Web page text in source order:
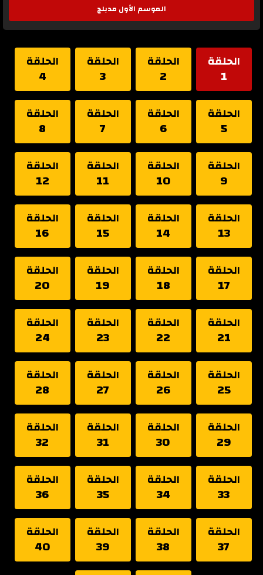
الموسم الأول مدبلج
الحلقة
1
الحلقة
2
الحلقة
3
الحلقة
4
الحلقة
5
الحلقة
6
الحلقة
7
الحلقة
8
الحلقة
9
الحلقة
10
الحلقة
11
الحلقة
12
الحلقة
13
الحلقة
14
الحلقة
15
الحلقة
16
الحلقة
17
الحلقة
18
الحلقة
19
الحلقة
20
الحلقة
21
الحلقة
22
الحلقة
23
الحلقة
24
الحلقة
25
الحلقة
26
الحلقة
27
الحلقة
28
الحلقة
29
الحلقة
30
الحلقة
31
الحلقة
32
الحلقة
33
الحلقة
34
الحلقة
35
الحلقة
36
الحلقة
37
الحلقة
38
الحلقة
39
الحلقة
40